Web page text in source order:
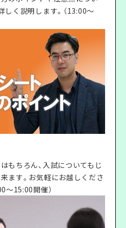
しく説明します。（13:00〜
もちろん、入試についてもじ
ます。お気軽にお越しくださ
〜15:00開催）